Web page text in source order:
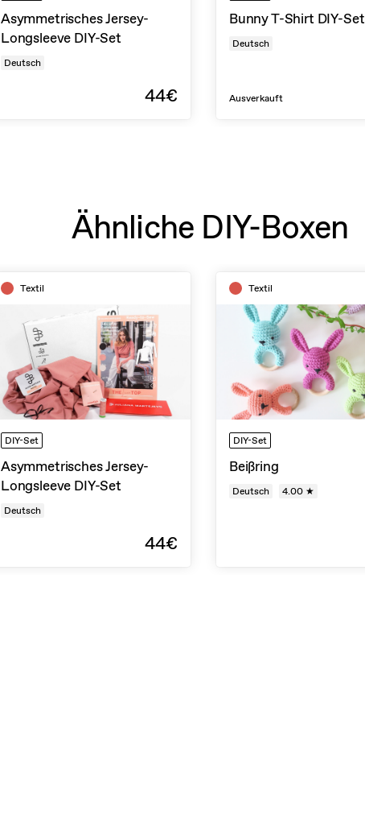
Asymmetrisches Jersey-
Longsleeve DIY-Set
Deutsch
44€
Bunny T-Shirt DIY-Set
Deutsch
Ausverkauft
Ähnliche DIY-Boxen
Textil
DIY-Set
Asymmetrisches Jersey-
Longsleeve DIY-Set
Deutsch
44€
Textil
DIY-Set
Beißring
Deutsch 4.00 ★